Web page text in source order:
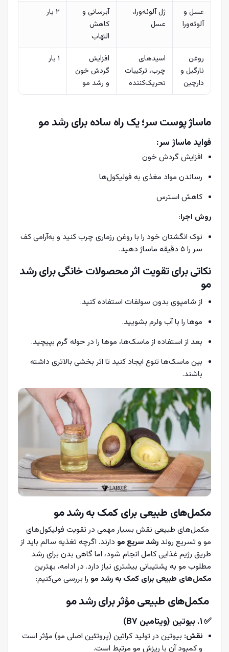
عسل و
آلوئه‌ورا
ژل آلوئه‌ورا،
عسل
آبرسانی و
کاهش
التهاب
۲ بار
روغن
نارگیل و
دارچین
اسیدهای
چرب، ترکیبات
تحریک‌کننده
افزایش
گردش خون
و رشد مو
۱ بار
ماساژ پوست سر؛ یک راه ساده برای رشد مو
فواید ماساژ سر:
افزایش گردش خون
رساندن مواد مغذی به فولیکول‌ها
کاهش استرس
روش اجرا:
نوک انگشتان خود را با روغن رزماری چرب کنید و به‌آرامی کف
سر را ۵ دقیقه ماساژ دهید.
نکاتی برای تقویت اثر محصولات خانگی برای رشد
مو
از شامپوی بدون سولفات استفاده کنید.
موها را با آب ولرم بشویید.
بعد از استفاده از ماسک‌ها، موها را در حوله گرم بپیچید.
بین ماسک‌ها تنوع ایجاد کنید تا اثر بخشی بالاتری داشته
باشند.
مکمل‌های طبیعی برای کمک به رشد مو
مکمل‌های طبیعی نقش بسیار مهمی در تقویت فولیکول‌های
مو و تسریع روند رشد سریع مو دارند. اگرچه تغذیه سالم باید از
طریق رژیم غذایی کامل انجام شود، اما گاهی بدن برای رشد
مطلوب مو به پشتیبانی بیشتری نیاز دارد. در ادامه، بهترین
مکمل‌های طبیعی برای کمک به رشد مو را بررسی می‌کنیم:
مکمل‌های طبیعی مؤثر برای رشد مو
✅ ۱. بیوتین (ویتامین B7)
نقش: بیوتین در تولید کراتین (پروتئین اصلی مو) مؤثر است
و کمبود آن با ریزش مو مرتبط است.